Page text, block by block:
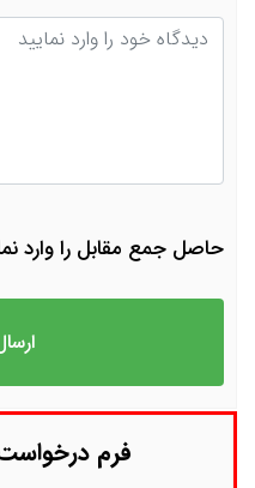
دیدگاه
حاصل جمع مقابل را وارد
فرم